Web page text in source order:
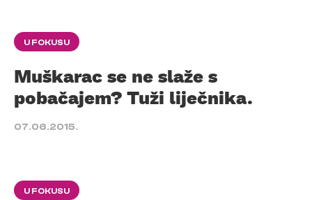
U FOKUSU
Muškarac se ne slaže s
pobačajem? Tuži liječnika.
07.06.2015.
U FOKUSU